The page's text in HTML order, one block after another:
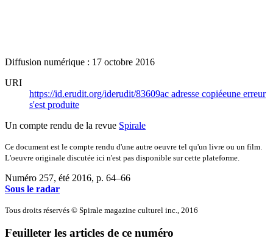
Diffusion numérique : 17 octobre 2016
URI
https://id.erudit.org/iderudit/83609ac adresse copiéeune erreur
s'est produite
Un compte rendu de la revue Spirale
Ce document est le compte rendu d'une autre oeuvre tel qu'un livre ou un film.
L'oeuvre originale discutée ici n'est pas disponible sur cette plateforme.
Numéro 257, été 2016, p. 64–66
Sous le radar
Tous droits réservés © Spirale magazine culturel inc., 2016
Feuilleter les articles de ce numéro